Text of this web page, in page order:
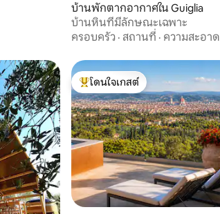
บ้านพักตากอากาศใน Guiglia
บ้านหินที่มีลักษณะเฉพาะ
ครอบครัว · สถานที่ · ความสะอาด
โดนใจเกสต์ที่สุด
โดนใจเกสต์